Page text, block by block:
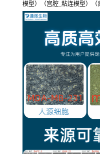
模型）（宫腔_粘连模型）（